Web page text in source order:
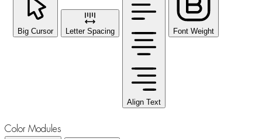
Big Cursor Letter Spacing
Align Text
Font Weight
Color Modules